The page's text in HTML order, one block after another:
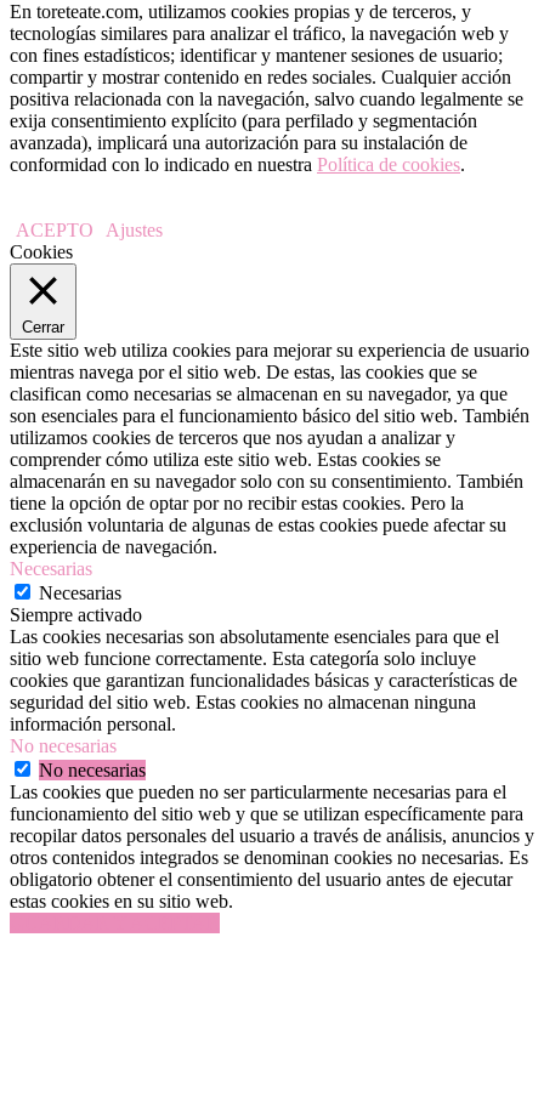
En toreteate.com, utilizamos cookies propias y de terceros, y
tecnologías similares para analizar el tráfico, la navegación web y
con fines estadísticos; identificar y mantener sesiones de usuario;
compartir y mostrar contenido en redes sociales. Cualquier acción
positiva relacionada con la navegación, salvo cuando legalmente se
exija consentimiento explícito (para perfilado y segmentación
avanzada), implicará una autorización para su instalación de
conformidad con lo indicado en nuestra Política de cookies.
ACEPTO
Ajustes
Cookies
Cerrar
Este sitio web utiliza cookies para mejorar su experiencia de usuario
mientras navega por el sitio web. De estas, las cookies que se
clasifican como necesarias se almacenan en su navegador, ya que
son esenciales para el funcionamiento básico del sitio web. También
utilizamos cookies de terceros que nos ayudan a analizar y
comprender cómo utiliza este sitio web. Estas cookies se
almacenarán en su navegador solo con su consentimiento. También
tiene la opción de optar por no recibir estas cookies. Pero la
exclusión voluntaria de algunas de estas cookies puede afectar su
experiencia de navegación.
Necesarias
Necesarias
Siempre activado
Las cookies necesarias son absolutamente esenciales para que el
sitio web funcione correctamente. Esta categoría solo incluye
cookies que garantizan funcionalidades básicas y características de
seguridad del sitio web. Estas cookies no almacenan ninguna
información personal.
No necesarias
No necesarias
Las cookies que pueden no ser particularmente necesarias para el
funcionamiento del sitio web y que se utilizan específicamente para
recopilar datos personales del usuario a través de análisis, anuncios y
otros contenidos integrados se denominan cookies no necesarias. Es
obligatorio obtener el consentimiento del usuario antes de ejecutar
estas cookies en su sitio web.